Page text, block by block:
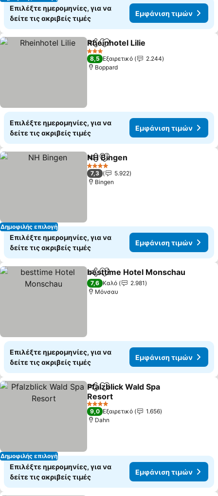
Επιλέξτε ημερομηνίες, για να
δείτε τις ακριβείς τιμές
Εμφάνιση τιμών
Κοινοποίηση
Προσθήκη στα αγαπημένα
Rheinhotel Lilie
3 Αστέρια
8,5 Εξαιρετικό
2.244
Boppard
Επιλέξτε ημερομηνίες, για να
δείτε τις ακριβείς τιμές
Εμφάνιση τιμών
Δημοφιλής επιλογή
Κοινοποίηση
Προσθήκη στα αγαπημένα
NH Bingen
4 Αστέρια
7,3
5.922
Bingen
Επιλέξτε ημερομηνίες, για να
δείτε τις ακριβείς τιμές
Εμφάνιση τιμών
Κοινοποίηση
Προσθήκη στα αγαπημένα
besttime Hotel Monschau
7,6 Καλό
2.981
Μόνσαυ
Επιλέξτε ημερομηνίες, για να
δείτε τις ακριβείς τιμές
Εμφάνιση τιμών
Δημοφιλής επιλογή
Κοινοποίηση
Προσθήκη στα αγαπημένα
Pfalzblick Wald Spa
Resort
4 Αστέρια
9,0 Εξαιρετικό
1.656
Dahn
Επιλέξτε ημερομηνίες, για να
δείτε τις ακριβείς τιμές
Εμφάνιση τιμών